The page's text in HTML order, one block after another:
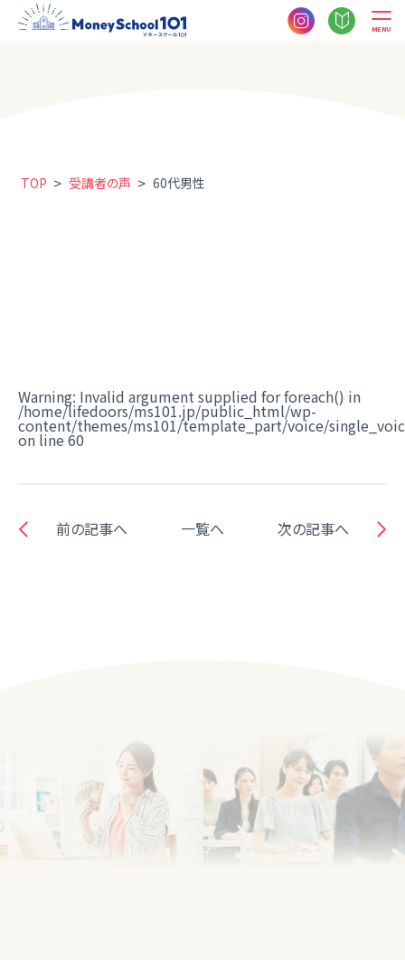
MENU
TOP > 受講者の声 > 60代男性
Warning: Invalid argument supplied for foreach() in
/home/lifedoors/ms101.jp/public_html/wp-
content/themes/ms101/template_part/voice/
on line 60
前の記事へ 一覧へ 次の記事へ